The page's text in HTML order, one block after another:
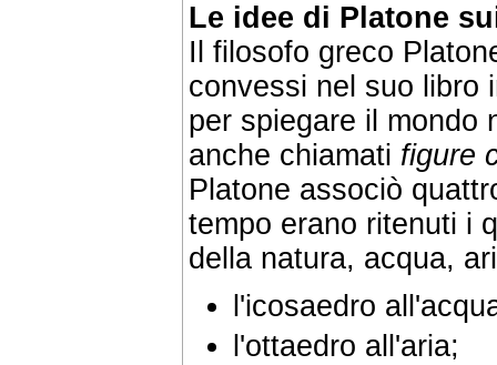
Le idee di Platone
Il filosofo greco
convessi nel suo libro
per spiegare il mondo
anche chiamati figure
Platone associò
tempo erano ritenuti i
della natura, acqua,
l'icosaedro
l'ottaedro all'aria;